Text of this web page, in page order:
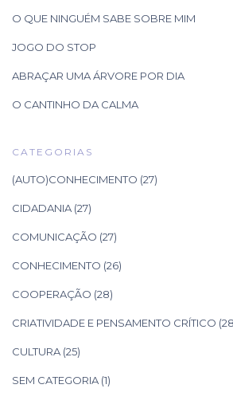
O QUE NINGUÉM SABE SOBRE MIM
JOGO DO STOP
ABRAÇAR UMA ÁRVORE POR DIA
O CANTINHO DA CALMA
CATEGORIAS
(AUTO)CONHECIMENTO (27)
CIDADANIA (27)
COMUNICAÇÃO (27)
CONHECIMENTO (26)
COOPERAÇÃO (28)
CRIATIVIDADE E PENSAMENTO CRÍTICO
CULTURA (25)
SEM CATEGORIA (1)